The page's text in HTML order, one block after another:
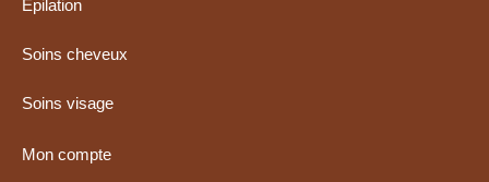
Épilation
Soins cheveux
Soins visage
Mon compte